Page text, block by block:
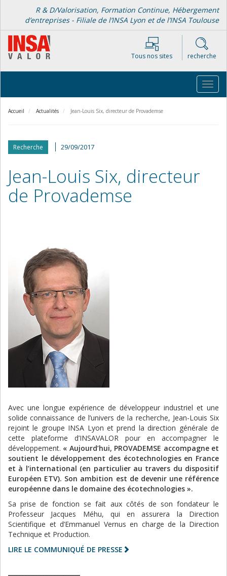
contenu
principal
R & D/Valorisation, Formation Continue, Hébergement
d’entreprises - Filiale de l’INSA Lyon et de l’INSA Toulouse
Tous nos sites recherche
Accueil Actualités Jean-Louis Six, directeur de Provademse
Recherche 29/09/2017
Jean-Louis Six, directeur
de Provademse
Avec une longue expérience de développeur industriel et une
solide connaissance de l’univers de la recherche, Jean-Louis Six
rejoint le groupe INSA Lyon et prend la direction générale de
cette plateforme d’INSAVALOR pour en accompagner le
développement. « Aujourd’hui, PROVADEMSE accompagne et
soutient le développement des écotechnologies en France
et à l’international (en particulier au travers du dispositif
Européen ETV). Son ambition est de devenir une référence
européenne dans le domaine des écotechnologies ».
Sa prise de fonction se fait aux côtés de son fondateur le
Professeur Jacques Méhu, qui en assurera la Direction
Scientifique et d’Emmanuel Vernus en charge de la Direction
Technique et Production.
LIRE LE COMMUNIQUÉ DE PRESSE